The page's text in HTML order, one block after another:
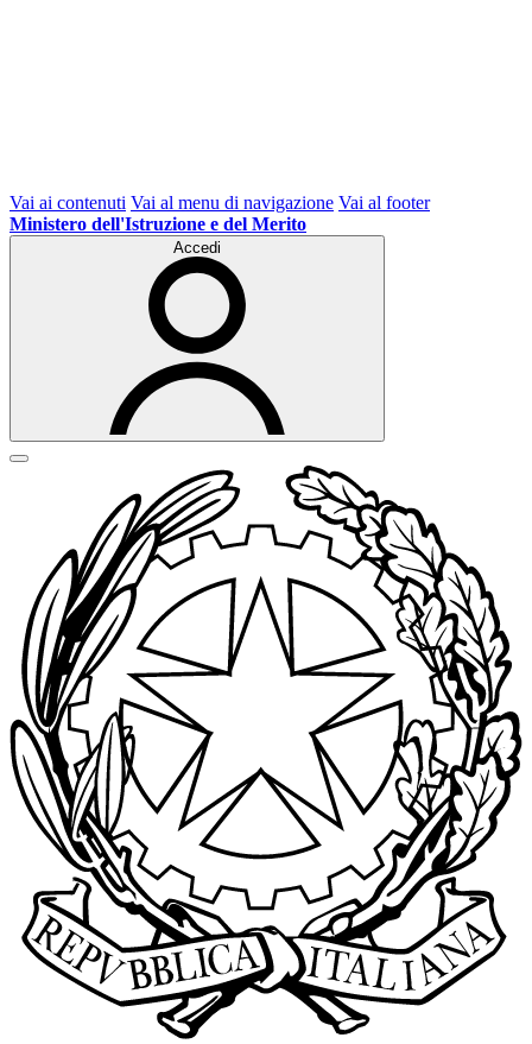
Vai ai contenuti Vai al menu di navigazione Vai al footer
Ministero dell'Istruzione e del Merito
Accedi